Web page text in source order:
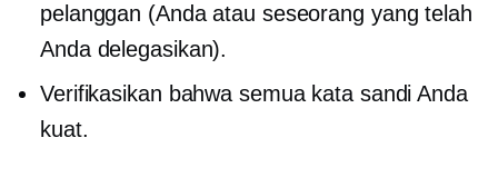
pelanggan (Anda atau seseorang yang telah
Anda delegasikan).
Verifikasikan bahwa semua kata sandi Anda
kuat.